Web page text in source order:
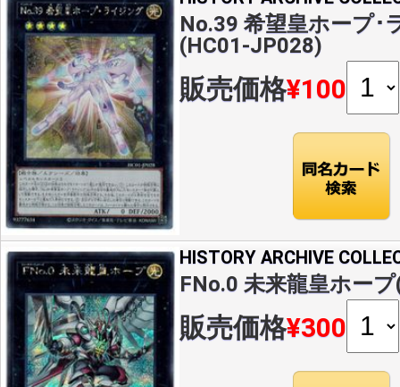
No.39 希望皇ホープ･
(HC01-JP028)
販売価格¥100
HISTORY ARCHIVE
FNo.0 未来龍皇ホー
販売価格¥300